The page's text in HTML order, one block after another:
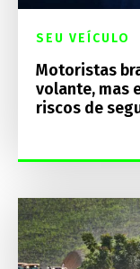
SEU VEÍCULO
Motoristas
volante, mas
riscos de